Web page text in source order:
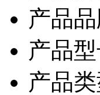
产品
产品
产品类